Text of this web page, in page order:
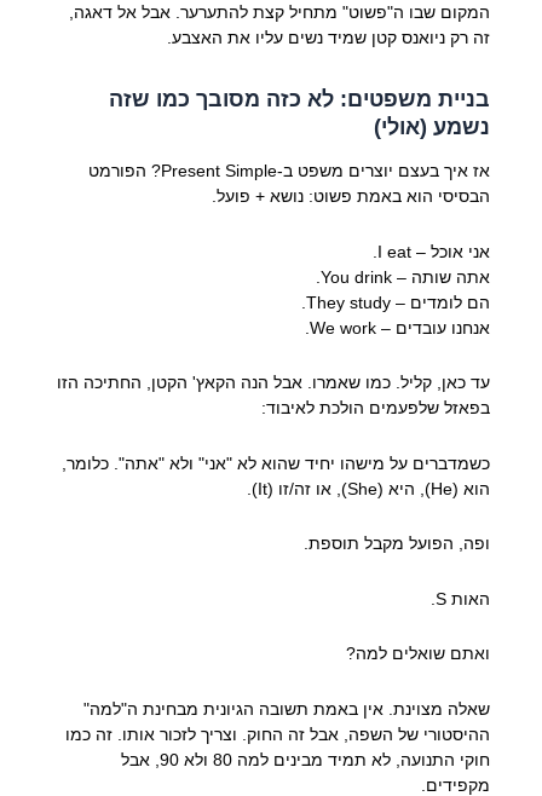
המקום שבו ה"פשוט" מתחיל קצת להתערער. אבל אל דאגה,
זה רק ניואנס קטן שמיד נשים עליו את האצבע.
בניית משפטים: לא כזה מסובך כמו שזה
נשמע (אולי)
אז איך בעצם יוצרים משפט ב-Present Simple? הפורמט
הבסיסי הוא באמת פשוט: נושא + פועל.
אני אוכל – I eat.
אתה שותה – You drink.
הם לומדים – They study.
אנחנו עובדים – We work.
עד כאן, קליל. כמו שאמרו. אבל הנה הקאץ' הקטן, החתיכה הזו
בפאזל שלפעמים הולכת לאיבוד:
כשמדברים על מישהו יחיד שהוא לא "אני" ולא "אתה". כלומר,
הוא (He), היא (She), או זה/זו (It).
ופה, הפועל מקבל תוספת.
האות S.
ואתם שואלים למה?
שאלה מצוינת. אין באמת תשובה הגיונית מבחינת ה"למה"
ההיסטורי של השפה, אבל זה החוק. וצריך לזכור אותו. זה כמו
חוקי התנועה, לא תמיד מבינים למה 80 ולא 90, אבל
מקפידים.